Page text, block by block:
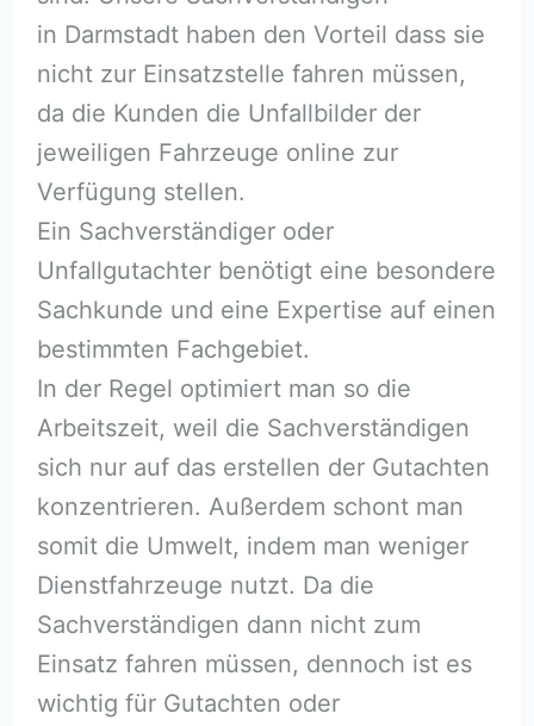
in Darmstadt haben den Vorteil dass sie
nicht zur Einsatzstelle fahren müssen,
da die Kunden die Unfallbilder der
jeweiligen Fahrzeuge online zur
Verfügung stellen.
Ein Sachverständiger oder
Unfallgutachter benötigt eine besondere
Sachkunde und eine Expertise auf einen
bestimmten Fachgebiet.
In der Regel optimiert man so die
Arbeitszeit, weil die Sachverständigen
sich nur auf das erstellen der Gutachten
konzentrieren. Außerdem schont man
somit die Umwelt, indem man weniger
Dienstfahrzeuge nutzt. Da die
Sachverständigen dann nicht zum
Einsatz fahren müssen, dennoch ist es
wichtig für Gutachten oder